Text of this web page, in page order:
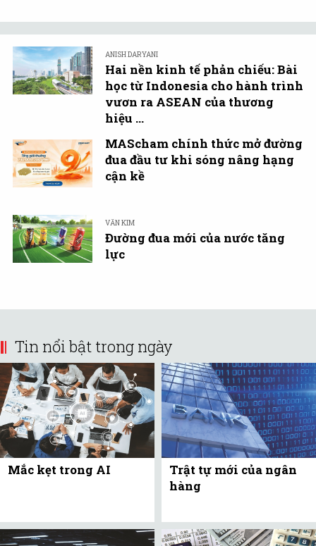
ANISH DARYANI
Hai nền kinh tế phản chiếu: Bài
học từ Indonesia cho hành trình
vươn ra ASEAN của thương
hiệu ...
MAScham chính thức mở đường
đua đầu tư khi sóng nâng hạng
cận kề
VĂN KIM
Đường đua mới của nước tăng
lực
Tin nổi bật trong ngày
Mắc kẹt trong AI
Trật tự mới của ngân
hàng